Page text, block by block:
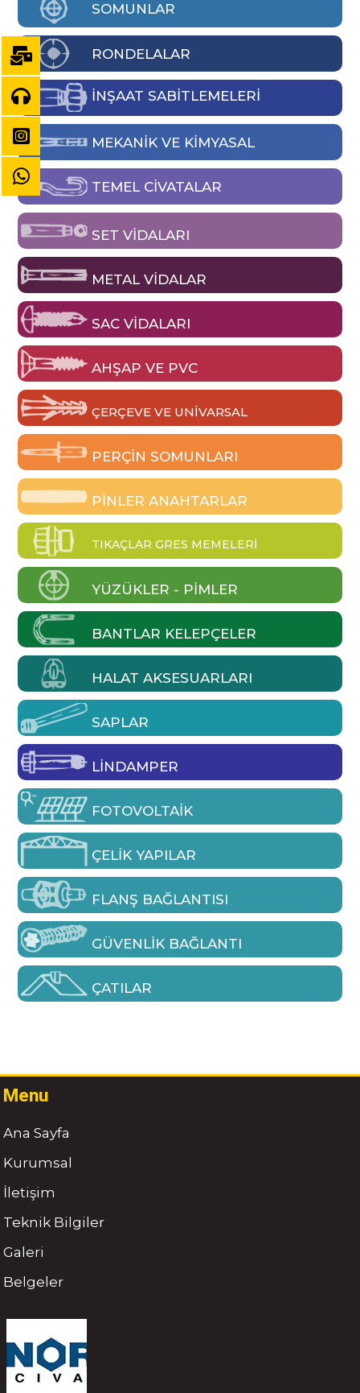
SOMUNLAR
RONDELALAR
İNŞAAT SABİTLEMELERİ
MEKANIK VE KIMYASAL
TEMEL CIVATALAR
SET VIDALARI
METAL VIDALAR
SAC VIDALARI
AHŞAP VE PVC
ÇERÇEVE VE UNIVARSAL
PERÇIN SOMUNLARI
PINLER ANAHTARLAR
TIKAÇLAR GRES MEMELERI
YÜZÜKLER - PIMLER
BANTLAR KELEPÇELER
HALAT AKSESUARLARI
SAPLAR
LINDAMPER
FOTOVOLTAIK
ÇELIK YAPILAR
FLANŞ BAĞLANTISI
GÜVENLIK BAĞLANTI
ÇATILAR
Menu
Ana Sayfa
Kurumsal
İletişim
Teknik Bilgiler
Galeri
Belgeler